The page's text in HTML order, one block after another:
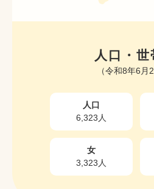
人口・世
（令和8年6月
人口
6,323人
女
3,323人